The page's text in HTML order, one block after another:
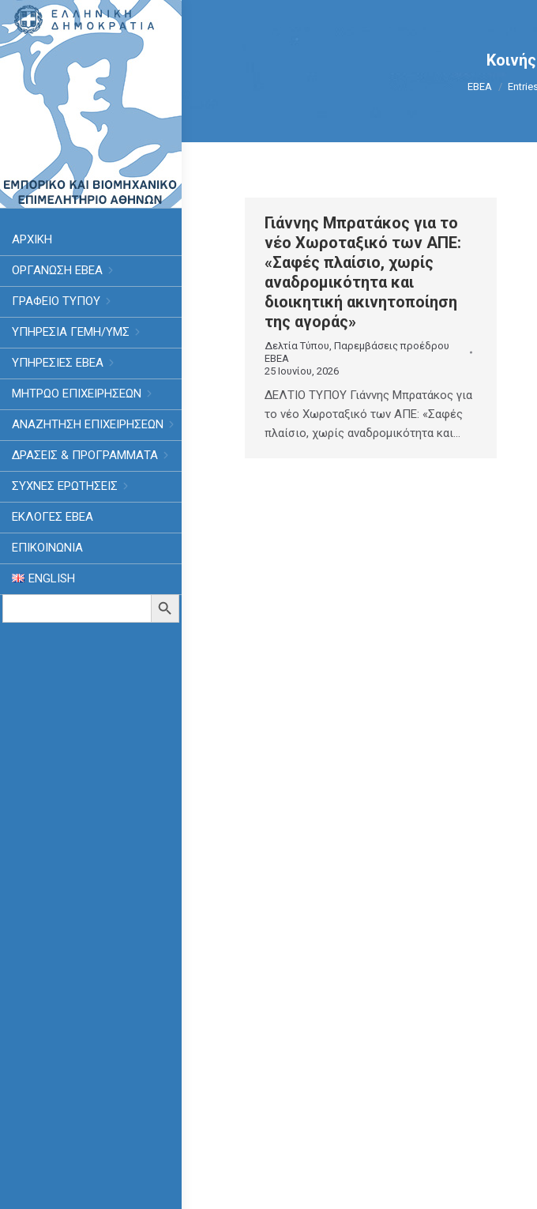
ΑΡΧΙΚΗ
ΟΡΓΑΝΩΣΗ ΕΒΕΑ
ΓΡΑΦΕΙΟ ΤΥΠΟΥ
ΥΠΗΡΕΣΊΑ ΓΕΜΗ/ΥΜΣ
ΥΠΗΡΕΣΙΕΣ ΕΒΕΑ
ΜΗΤΡΩΟ ΕΠΙΧΕΙΡΗΣΕΩΝ
ΑΝΑΖΗΤΗΣΗ ΕΠΙΧΕΙΡΗΣΕΩΝ
ΔΡΑΣΕΙΣ & ΠΡΟΓΡΑΜΜΑΤΑ
ΣΥΧΝΕΣ ΕΡΩΤΗΣΕΙΣ
ΕΚΛΟΓΈΣ ΕΒΕΑ
ΕΠΙΚΟΙΝΩΝΙΑ
ENGLISH
Search
Search Button
You are here:
ΕΒΕΑ
Γιάννης Μπρατάκος για το
νέο Χωροταξικό των ΑΠΕ:
«Σαφές πλαίσιο, χωρίς
αναδρομικότητα και
διοικητική ακινητοποίηση
της αγοράς»
Δελτία Τύπου, Παρεμβάσεις προέδρου
ΕΒΕΑ
25 Ιουνίου, 2026
ΔΕΛΤΙΟ ΤΥΠΟΥ Γιάννης Μπρατάκος για
το νέο Χωροταξικό των ΑΠΕ: «Σαφές
πλαίσιο, χωρίς αναδρομικότητα και…